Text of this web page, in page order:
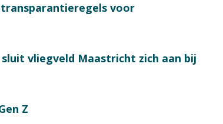
voor
vliegveld Maastricht zich aan bij
Z